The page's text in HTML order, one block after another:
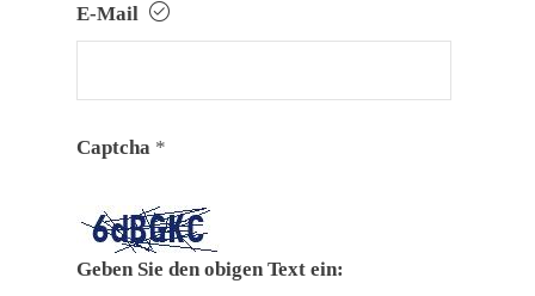
E-Mail
Captcha *
Geben Sie den obigen Text ein: